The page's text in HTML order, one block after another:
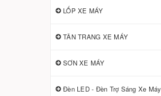
LỐP XE MÁY
TÂN TRANG XE MÁY
SƠN XE MÁY
Đèn LED - Đèn Trợ Sáng Xe Máy